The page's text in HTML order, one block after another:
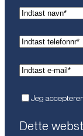
Navn
Telefon*
Email*
Jeg
Dette